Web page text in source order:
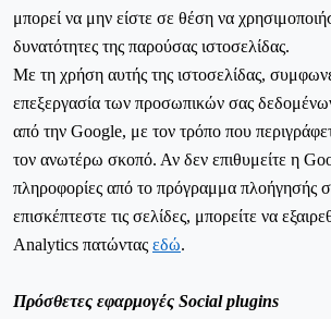
μπορεί να μην είστε σε θέση να
δυνατότητες της παρούσας ιστοσελίδας.
Με τη χρήση αυτής της ιστοσελίδας,
επεξεργασία των προσωπικών σας
από την Google, με τον τρόπο που
τον ανωτέρω σκοπό. Αν δεν επιθυμείτε η
πληροφορίες από το πρόγραμμα πλοήγησής
επισκέπτεστε τις σελίδες, μπορείτε να
Analytics πατώντας εδώ.
Πρόσθετες εφαρμογές Social plugins